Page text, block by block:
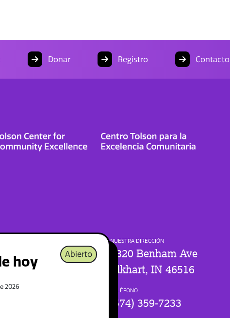
Donar Registro Contacto
hoy
2026
Abierto
NUESTRA DIRECCIÓN
1320 Benham Ave
Elkhart, IN 46516
TELÉFONO
(574) 359-7233